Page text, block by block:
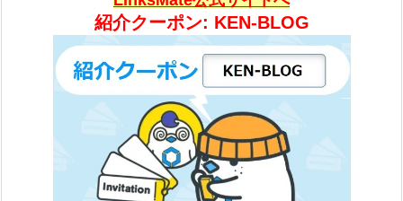
紹介クーポン: KEN-BLOG